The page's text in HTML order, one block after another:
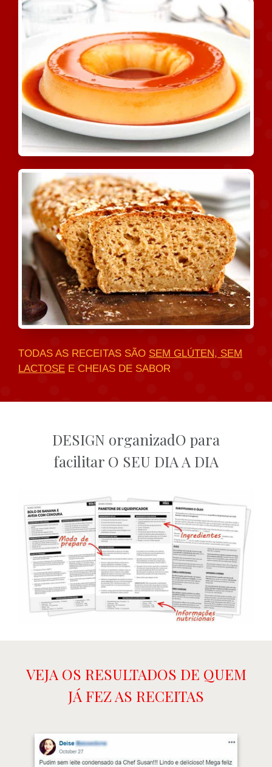
TODAS AS RECEITAS SÃO SEM GLÚTEN, SEM
LACTOSE E CHEIAS DE SABOR
DESIGN organizadO para
facilitar O SEU DIA A DIA
VEJA OS RESULTADOS DE QUEM
JÁ FEZ AS RECEITAS